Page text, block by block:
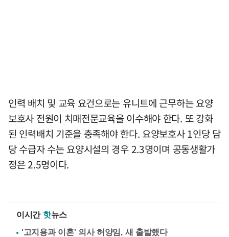
인력 배치 및 교육 요건으로는 유니트에 근무하는 요양
보호사 전원이 치매전문교육을 이수해야 한다. 또 강화
된 인력배치 기준을 충족해야 한다. 요양보호사 1인당 담
당 수급자 수는 요양시설의 경우 2.3명이며 공동생활가
정은 2.5명이다.
이시간 핫뉴스
'고지용과 이혼' 의사 허양임, 새 출발했다